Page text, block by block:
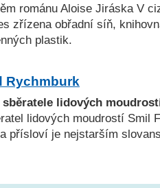
románu Aloise Jiráska V
zřízena obřadní síň,
plastik.
Rychmburk
lidových
lidových moudrostí Smil
přísloví je nejstarším